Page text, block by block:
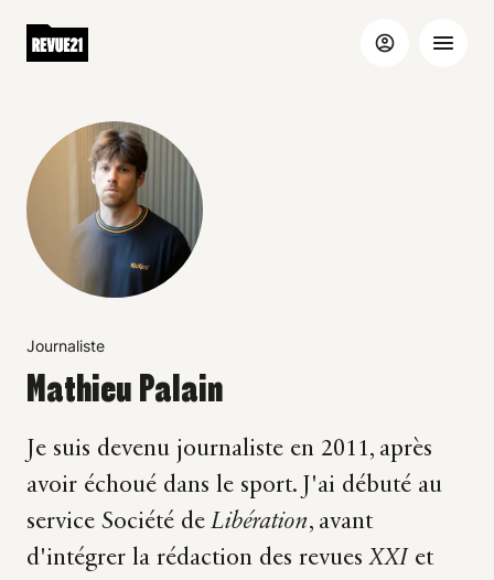
Journaliste
Mathieu Palain
Je suis devenu journaliste en 2011, après
avoir échoué dans le sport. J'ai débuté au
service Société deLibération, avant
d'intégrer la rédaction des revuesXXI et